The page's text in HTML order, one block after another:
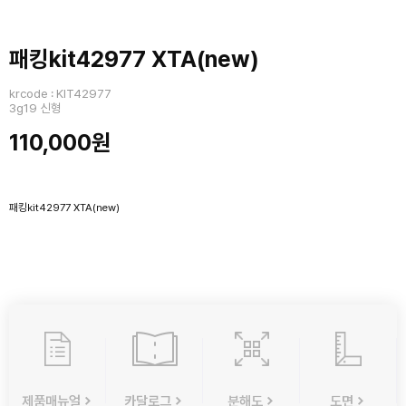
패킹kit42977 XTA(new)
krcode : KIT42977
3g19 신형
110,000원
패킹kit42977 XTA(new)
제품매뉴얼 카달로그 분해도 도면